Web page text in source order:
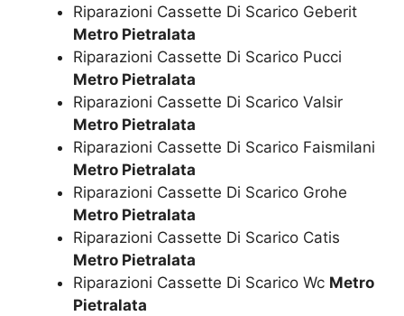
Riparazioni Cassette Di Scarico Geberit
Metro Pietralata
Riparazioni Cassette Di Scarico Pucci
Metro Pietralata
Riparazioni Cassette Di Scarico Valsir
Metro Pietralata
Riparazioni Cassette Di Scarico Faismilani
Metro Pietralata
Riparazioni Cassette Di Scarico Grohe
Metro Pietralata
Riparazioni Cassette Di Scarico Catis
Metro Pietralata
Riparazioni Cassette Di Scarico Wc Metro
Pietralata